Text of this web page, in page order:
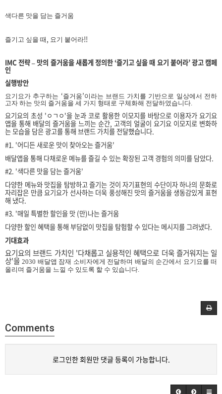
색다른 맛을 담는 즐거움
즐기고 싶을 때 요기 붙어라!!
IMC전략– 맛의 즐거움을 새롭게 정의한‘즐기고 싶을 때 요기 붙어라’광고 캠페
인
실행방안
요기요가 추구하는 ‘즐거움’이라는 브랜드 가치를 기반으로 일상에서 전하
고자 하는 맛의 즐거움을 세 가지 형태로 구체화해 전달하였습니다.
요기요의 초성 'ㅇㄱㅇ'을 눈과 코로 활용한 이모지를 바탕으로 이용자가 요기요
앱을 통해 배달의 즐거움을 느끼는 순간, 고객의 얼굴이 요기요 이모지로 변화하
는 모습을 담은 광고를 통해 브랜드 가치를 전달했습니다.
#1. '어디든 새로운 맛이 찾아오는 즐거움'
배달앱을 통해 다채로운 메뉴를 즐길 수 있는 확장된 고객 경험의 의미를 담았다.
#2. '색다른 맛을 담는 즐거움'
다양한 메뉴와 맛집을 탐방하고 즐기는 것이 자기표현의 수단이자 하나의 문화로
자리잡은 만큼 요기요가 선사하는 더욱 풍성해진 맛의 즐거움을 생동감있게 표현
해 냈다.
#3. '매일 특별한 할인을 맛 (만)나는 즐거움
다양한 할인 혜택을 통해 부담없이 맛집을 탐험할 수 있다는 메시지를 그려냈다.
기대효과
요기요의 브랜드 가치인 '다채롭고 실용적인 혜택으로 더욱 즐거워지는 일
상'을 2030 배달앱 잠재 소비자에게 전달하며 배달의 순간에서 요기요를 떠
올리며 즐거움을 느낄 수 있도록 할 수 있습니다.
Comments
로그인한 회원만 댓글 등록이 가능합니다.